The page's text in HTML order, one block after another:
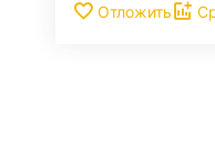
Отложить